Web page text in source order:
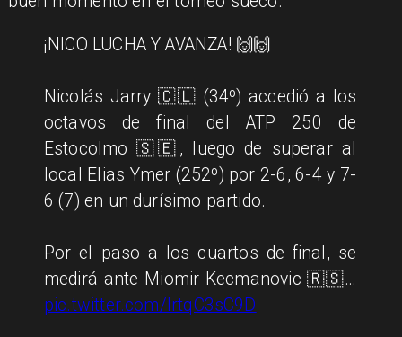
¡NICO LUCHA Y AVANZA! 🙌🙌
Nicolás Jarry 🇨🇱 (34º) accedió a los
octavos de final del ATP 250 de
Estocolmo 🇸🇪, luego de superar al
local Elias Ymer (252º) por 2-6, 6-4 y 7-
6 (7) en un durísimo partido.
Por el paso a los cuartos de final, se
medirá ante Miomir Kecmanovic 🇷🇸…
pic.twitter.com/IrtqC3sC9D